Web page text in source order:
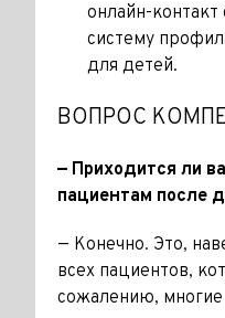
онлайн-
систему
для детей.
ВОПРОС
— Приходится ли
пациентам после
— Конечно. Это,
всех пациентов,
сожалению,